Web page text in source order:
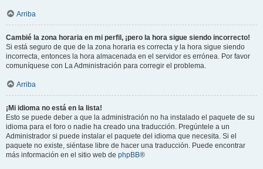
Arriba
Cambié la zona horaria en mi perfil, ¡pero la hora sigue siendo incorrecto!
Si está seguro de que de la zona horaria es correcta y la hora sigue siendo
incorrecta, entonces la hora almacenada en el servidor es errónea. Por favor
comuníquese con La Administración para corregir el problema.
Arriba
¡Mi idioma no está en la lista!
Esto se puede deber a que la administración no ha instalado el paquete de su
idioma para el foro o nadie ha creado una traducción. Pregúntele a un
Administrador si puede instalar el paquete del idioma que necesita. Si el
paquete no existe, siéntase libre de hacer una traducción. Puede encontrar
más información en el sitio web de phpBB®